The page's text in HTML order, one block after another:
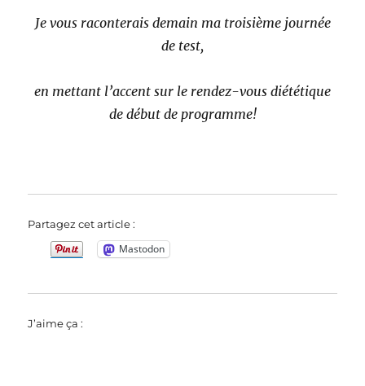
Je vous raconterais demain ma troisième journée
de test,
en mettant l’accent sur le rendez-vous diététique
de début de programme!
Partagez cet article :
Mastodon
J’aime ça :